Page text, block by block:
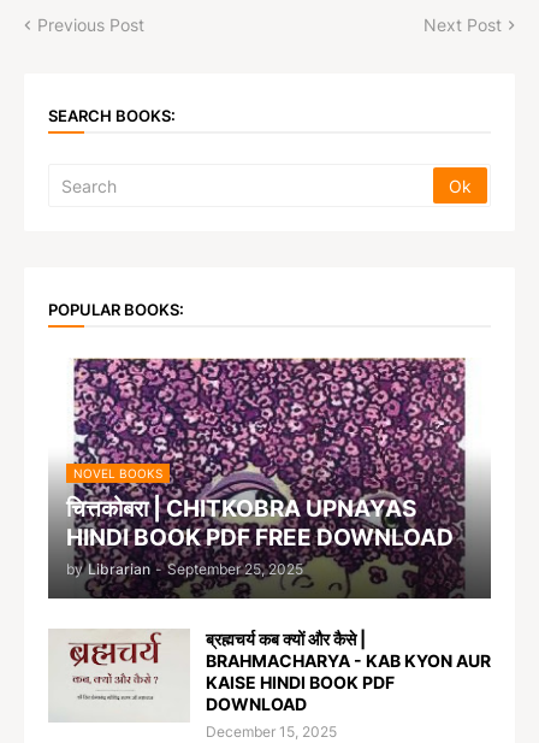
Previous Post Next Post
SEARCH BOOKS:
POPULAR BOOKS:
NOVEL BOOKS
चित्तकोबरा | CHITKOBRA UPNAYAS
HINDI BOOK PDF FREE DOWNLOAD
by Librarian - September 25, 2025
ब्रह्मचर्य कब क्यों और कैसे |
BRAHMACHARYA - KAB KYON AUR
KAISE HINDI BOOK PDF
DOWNLOAD
December 15, 2025